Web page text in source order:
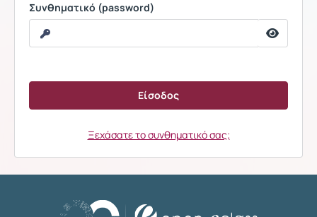
Συνθηματικό (password)
Ξεχάσατε το συνθηματικό σας;